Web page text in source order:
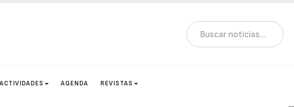
ACTIVIDADES AGENDA REVISTAS